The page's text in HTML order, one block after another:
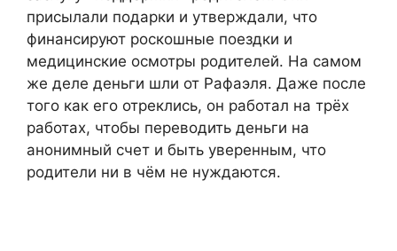
присылали подарки и утверждали, что
финансируют роскошные поездки и
медицинские осмотры родителей. На самом
же деле деньги шли от Рафаэля. Даже после
того как его отреклись, он работал на трёх
работах, чтобы переводить деньги на
анонимный счет и быть уверенным, что
родители ни в чём не нуждаются.